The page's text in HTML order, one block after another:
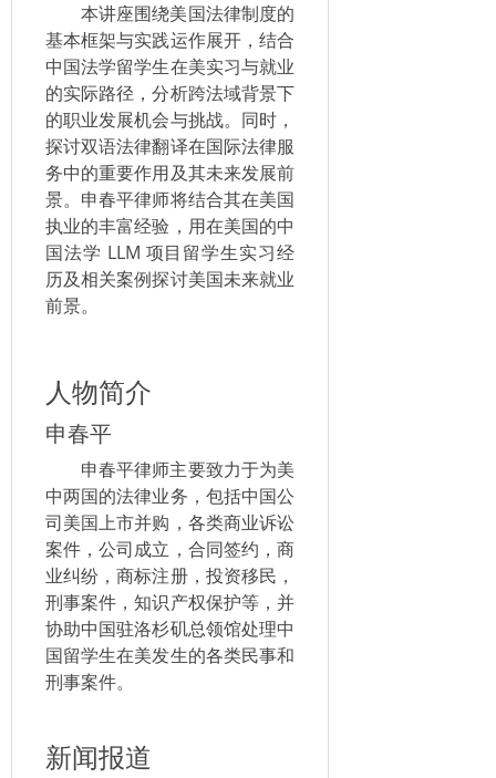
本讲座围绕美国法律制度的
基本框架与实践运作展开，结合
中国法学留学生在美实习与就业
的实际路径，分析跨法域背景下
的职业发展机会与挑战。同时，
探讨双语法律翻译在国际法律服
务中的重要作用及其未来发展前
景。申春平律师将结合其在美国
执业的丰富经验，用在美国的中
国法学 LLM 项目留学生实习经
历及相关案例探讨美国未来就业
前景。
人物简介
申春平
申春平律师主要致力于为美
中两国的法律业务，包括中国公
司美国上市并购，各类商业诉讼
案件，公司成立，合同签约，商
业纠纷，商标注册，投资移民，
刑事案件，知识产权保护等，并
协助中国驻洛杉矶总领馆处理中
国留学生在美发生的各类民事和
刑事案件。
新闻报道